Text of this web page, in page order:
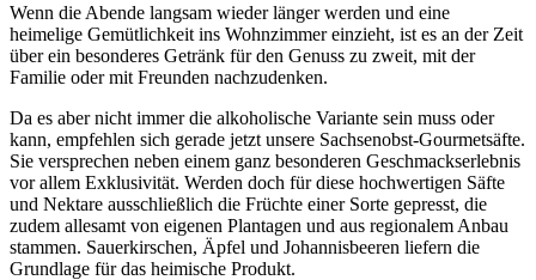
Wenn die Abende langsam wieder länger werden und eine
heimelige Gemütlichkeit ins Wohnzimmer einzieht, ist es an der Zeit
über ein besonderes Getränk für den Genuss zu zweit, mit der
Familie oder mit Freunden nachzudenken.
Da es aber nicht immer die alkoholische Variante sein muss oder
kann, empfehlen sich gerade jetzt unsere Sachsenobst-Gourmetsäfte.
Sie versprechen neben einem ganz besonderen Geschmackserlebnis
vor allem Exklusivität. Werden doch für diese hochwertigen Säfte
und Nektare ausschließlich die Früchte einer Sorte gepresst, die
zudem allesamt von eigenen Plantagen und aus regionalem Anbau
stammen. Sauerkirschen, Äpfel und Johannisbeeren liefern die
Grundlage für das heimische Produkt.